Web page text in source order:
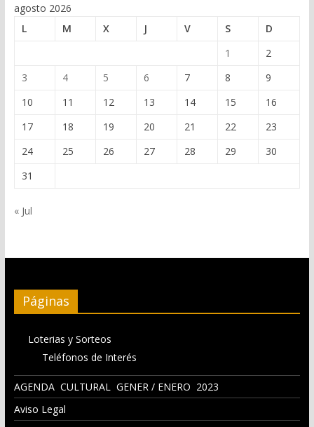
agosto 2026
L
M X J V S
D
1
2
3
4 5 6 7 8
9
10
11 12 13 14 15
16
17
18 19 20 21 22
23
24
25 26 27 28 29
30
31
« Jul
Páginas
Loterias y Sorteos
Teléfonos de Interés
AGENDA CULTURAL GENER / ENERO 2023
Aviso Legal